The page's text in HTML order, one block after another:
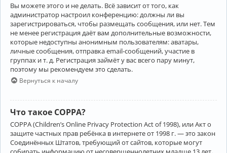
Вы можете этого и не делать. Всё зависит от того, как
администратор настроил конференцию: должны ли вы
зарегистрироваться, чтобы размещать сообщения, или нет. Тем
не менее регистрация даёт вам дополнительные возможности,
которые недоступны анонимным пользователям: аватары,
личные сообщения, отправка email-сообщений, участие в
группах и т. д. Регистрация займёт у вас всего пару минут,
поэтому мы рекомендуем это сделать.
Вернуться к началу
Что такое COPPA?
COPPA (Children’s Online Privacy Protection Act of 1998), или Акт о
защите частных прав ребёнка в интернете от 1998 г. — это закон
Соединённых Штатов, требующий от сайтов, которые могут